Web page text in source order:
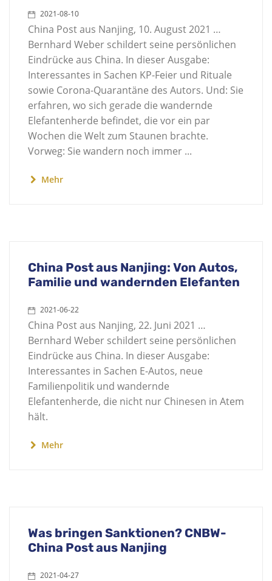
2021-08-10
China Post aus Nanjing, 10. August 2021 …
Bernhard Weber schildert seine persönlichen
Eindrücke aus China. In dieser Ausgabe:
Interessantes in Sachen KP-Feier und Rituale
sowie Corona-Quarantäne des Autors. Und: Sie
erfahren, wo sich gerade die wandernde
Elefantenherde befindet, die vor ein par
Wochen die Welt zum Staunen brachte.
Vorweg: Sie wandern noch immer ...
Mehr
China Post aus Nanjing: Von Autos,
Familie und wandernden Elefanten
2021-06-22
China Post aus Nanjing, 22. Juni 2021 …
Bernhard Weber schildert seine persönlichen
Eindrücke aus China. In dieser Ausgabe:
Interessantes in Sachen E-Autos, neue
Familienpolitik und wandernde
Elefantenherde, die nicht nur Chinesen in Atem
hält.
Mehr
Was bringen Sanktionen? CNBW-
China Post aus Nanjing
2021-04-27